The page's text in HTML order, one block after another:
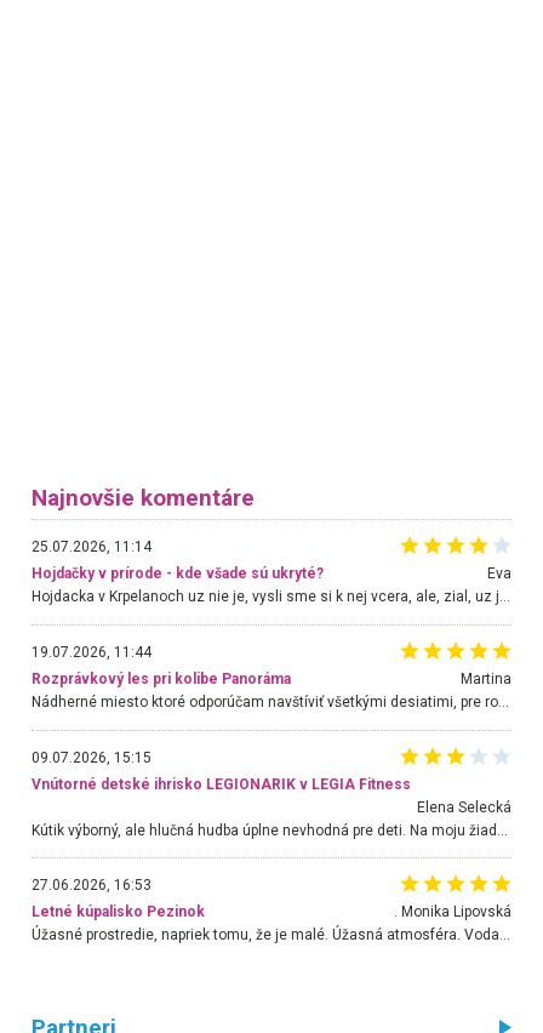
Najnovšie komentáre
25.07.2026, 11:14
Hojdačky v prírode - kde všade sú ukryté?
Eva
Hojdacka v Krpelanoch uz nie je, vysli sme si k nej vcera, ale, zial, uz je znicena. Ak sem planujete cestu len kvoli hojdacke, mozete si ju usetrit. Krasny vyhlad je tu vsak aj bez hojdacky :-)
19.07.2026, 11:44
Rozprávkový les pri kolibe Panoráma
Martina
Nádherné miesto ktoré odporúčam navštíviť všetkými desiatimi, pre rodiny s deťmi, dôchodcom... Proste a jednoducho ozaj rozprávkový les.. určite ešte prídeme. Odniesli sme si na pamiatku krásne tričká,
09.07.2026, 15:15
Vnútorné detské ihrisko LEGIONARIK v LEGIA Fitness
Elena Selecká
27.06.2026, 16:53
Letné kúpalisko Pezinok
. Monika Lipovská
Úžasné prostredie, napriek tomu, že je malé. Úžasná atmosféra. Voda fantastická a nádherná. Ľudí je pomerne veľa, ale su mili a ohľaduplní. Je veľmi zaujímavé sledovať, ako dokážu spolu športovať cudzí ľudia a bez ohľadu na vek. Vládne tu pohoda. Vnuka neviem dostať z vody. Ďakujem za krásny deň . Urcite sa sem vrátim. Jediný problém je s parkovaním, ale aj ten sa mi podarilo vyriešiť. Monika Bratislava